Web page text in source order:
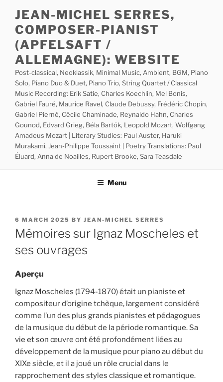
content
JEAN-MICHEL SERRES,
COMPOSER-PIANIST
(APFELSAFT /
ALLEMAGNE): WEBSITE
Post-classical, Neoklassik, Minimal Music, Ambient, BGM, Piano
Solo, Piano Duo & Duet, Piano Trio, String Quartet / Classical
Music Recording: Erik Satie, Charles Koechlin, Mel Bonis,
Gabriel Fauré, Maurice Ravel, Claude Debussy, Frédéric Chopin,
Gabriel Pierné, Cécile Chaminade, Reynaldo Hahn, Charles
Gounod, Edvard Grieg, Béla Bartók, Leopold Mozart, Wolfgang
Amadeus Mozart | Literary Studies: Paul Auster, Haruki
Murakami, Jean-Philippe Toussaint | Poetry Translations: Paul
Éluard, Anna de Noailles, Rupert Brooke, Sara Teasdale
Menu
POSTED
ON
6 MARCH 2025 BY JEAN-MICHEL SERRES
Mémoires sur Ignaz Moscheles et
ses ouvrages
Aperçu
Ignaz Moscheles (1794-1870) était un pianiste et
compositeur d’origine tchèque, largement considéré
comme l’un des plus grands pianistes et pédagogues
de la musique du début de la période romantique. Sa
vie et son œuvre ont été profondément liées au
développement de la musique pour piano au début du
XIXe siècle, et il a joué un rôle crucial dans le
rapprochement des styles classique et romantique.